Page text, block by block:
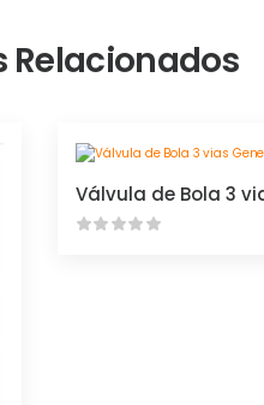
Relacionados
Válvula de Bola 3